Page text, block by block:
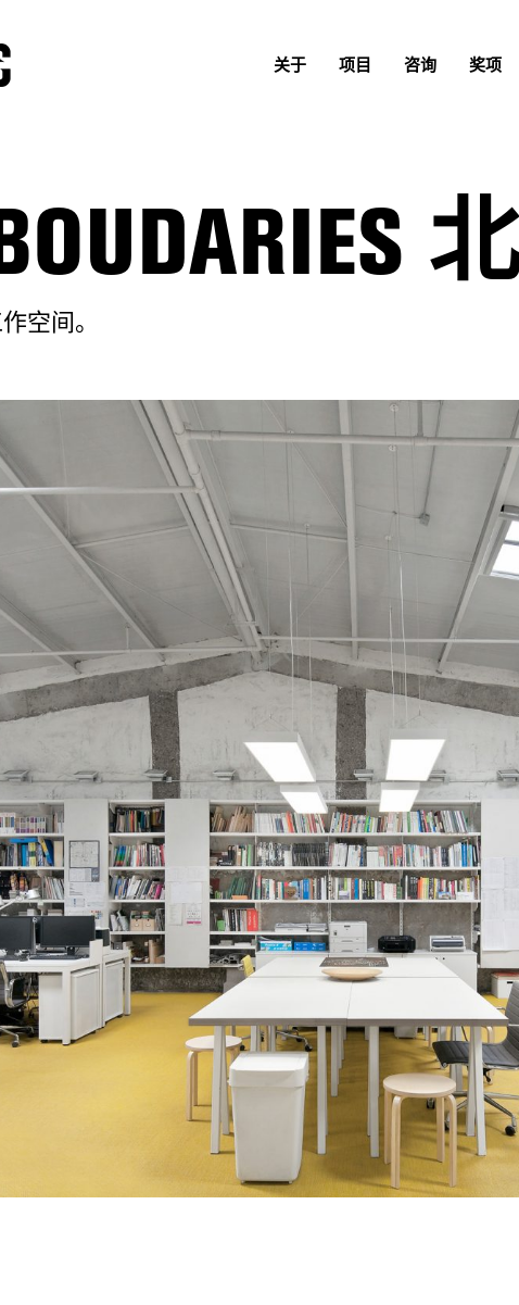
关于 项目 咨询 奖项
空间。